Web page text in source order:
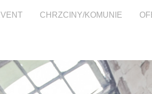
CHRZCINY/KOMUNIE